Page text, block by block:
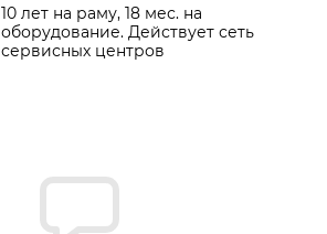
10 лет на раму, 18 мес. на
оборудование. Действует сеть
сервисных центров